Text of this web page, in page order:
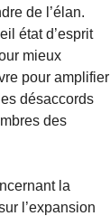
de l’élan.
état d’esprit
mieux
pour amplifier
désaccords
des
la
l’expansion